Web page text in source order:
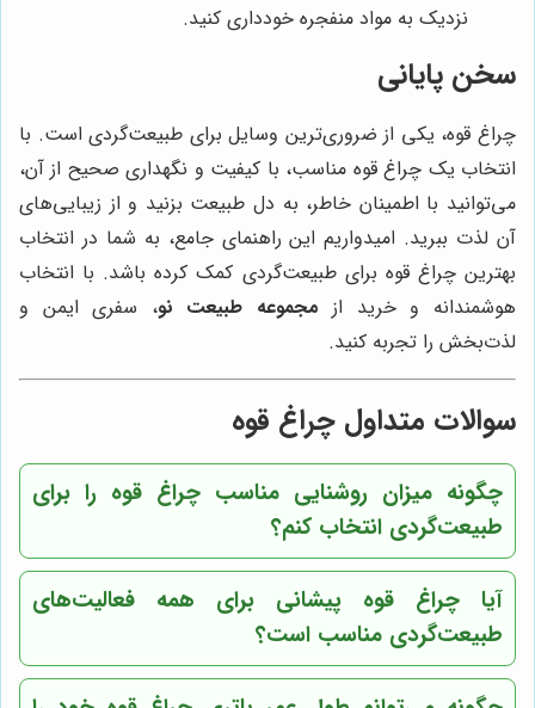
نزدیک به مواد منفجره خودداری کنید.
سخن پایانی
چراغ قوه، یکی از ضروری‌ترین وسایل برای طبیعت‌گردی است. با
انتخاب یک چراغ قوه مناسب، با کیفیت و نگهداری صحیح از آن،
می‌توانید با اطمینان خاطر، به دل طبیعت بزنید و از زیبایی‌های
آن لذت ببرید. امیدواریم این راهنمای جامع، به شما در انتخاب
بهترین چراغ قوه برای طبیعت‌گردی کمک کرده باشد. با انتخاب
هوشمندانه و خرید از مجموعه طبیعت نو، سفری ایمن و
لذت‌بخش را تجربه کنید.
سوالات متداول چراغ قوه
چگونه میزان روشنایی مناسب چراغ قوه را برای
طبیعت‌گردی انتخاب کنم؟
آیا چراغ قوه پیشانی برای همه فعالیت‌های
طبیعت‌گردی مناسب است؟